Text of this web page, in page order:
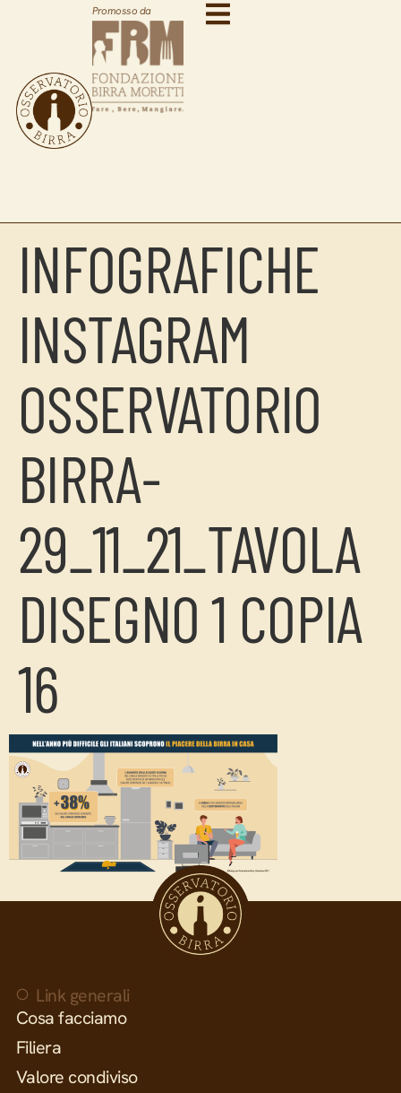
Promosso da
INFOGRAFICHE
INSTAGRAM
OSSERVATORIO
BIRRA-
29_11_21_TAVOLA
DISEGNO 1 COPIA
16
Link generali
Cosa facciamo
Filiera
Valore condiviso